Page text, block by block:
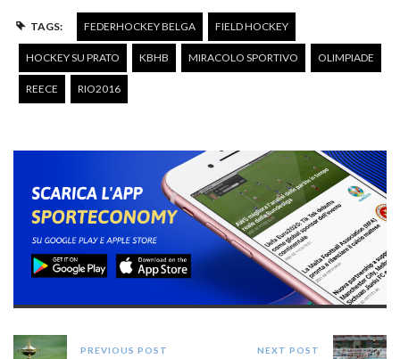
TAGS: FEDERHOCKEY BELGA FIELD HOCKEY
HOCKEY SU PRATO KBHB MIRACOLO SPORTIVO OLIMPIADE
REECE RIO2016
PREVIOUS POST NEXT POST